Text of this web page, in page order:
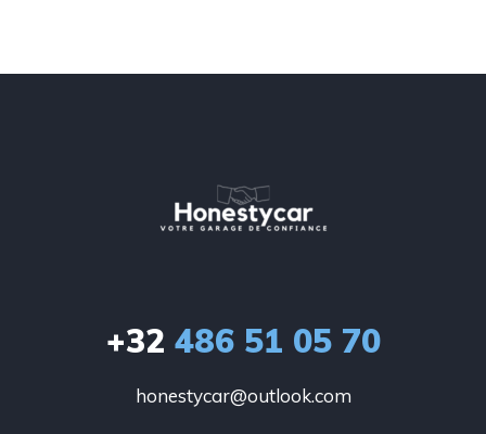
+32 486 51 05 70
honestycar@outlook.com